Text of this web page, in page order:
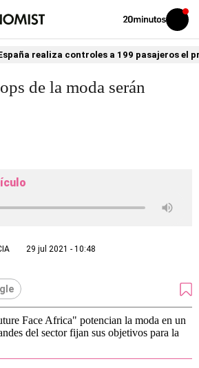
Volver
Iniciar
sesión
realiza controles a 199 pasajeros el
de la moda serán
29 jul 2021 - 10:48
Face Africa" potencian la moda en un
del sector fijan sus objetivos para la